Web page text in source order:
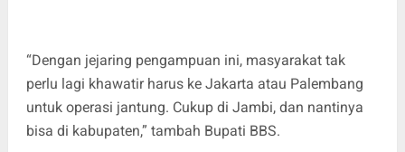
“Dengan jejaring pengampuan ini, masyarakat tak
perlu lagi khawatir harus ke Jakarta atau Palembang
untuk operasi jantung. Cukup di Jambi, dan nantinya
bisa di kabupaten,” tambah Bupati BBS.